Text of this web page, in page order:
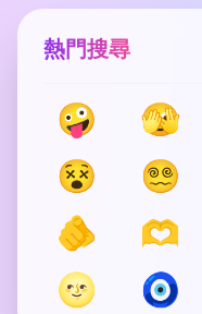
熱門搜尋
🤪 🫣
😵
😵‍💫
🫵
🫶
🌝
🧿